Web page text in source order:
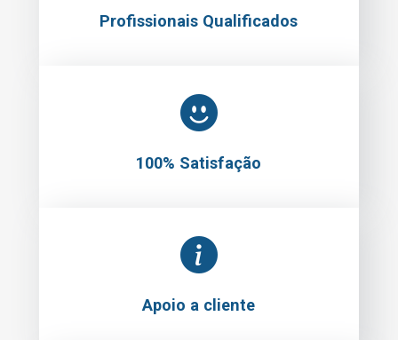
Profissionais Qualificados
100% Satisfação
Apoio a cliente